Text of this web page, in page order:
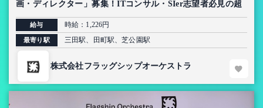
画・ディレクター」募集！ITコンサル・SIer志望者必見の超
上流インターン【AI導入プロジェクト】
給与 時給：1,226円
最寄り駅 三田駅、田町駅、芝公園駅
株式会社フラッグシップオーケストラ